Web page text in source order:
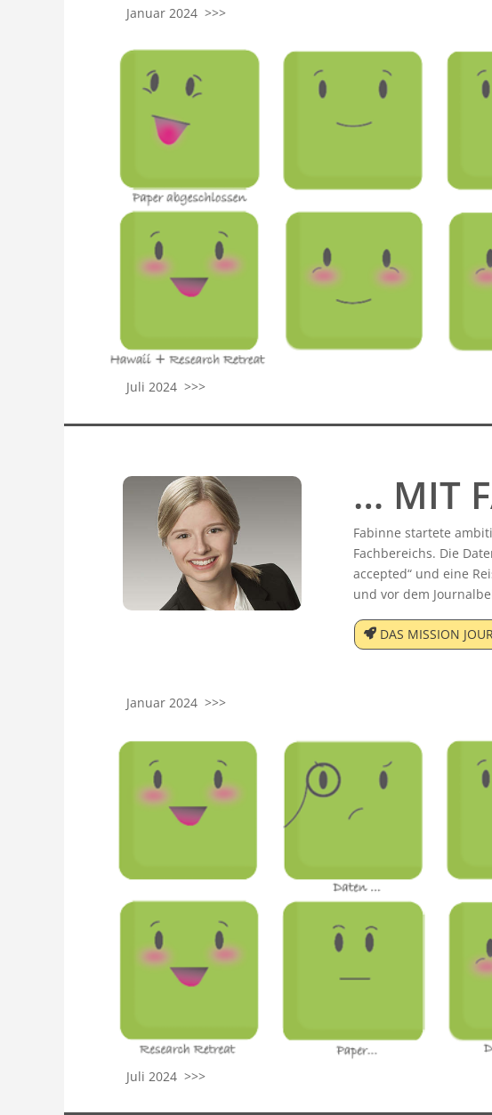
Januar 2024 >>>
Juli 2024 >>>
… MIT
Fabinne startete
Fachbereichs. Die
accepted“ und eine
und vor dem
DAS MISSION
Januar 2024 >>>
Juli 2024 >>>